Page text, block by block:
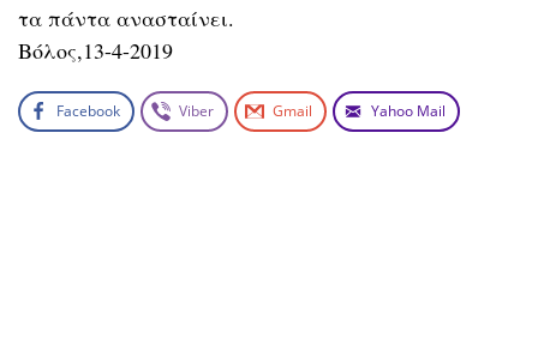
τα πάντα ανασταίνει.
Βόλος,13-4-2019
Facebook Viber Gmail Yahoo Mail